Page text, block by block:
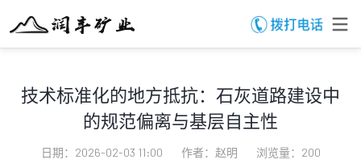
技术标准化的地方抵抗：石灰道路建设中
的规范偏离与基层自主性
日期：2026-02-03 11:00 作者：赵明 浏览量：200